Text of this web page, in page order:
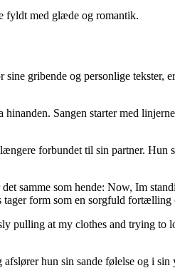
fyldt med glæde og romantik.
gribende og personlige tekster,
Sangen starter med
forbundet til sin partner. Hun
samme som hende: Now, Im
form som en sorgfuld
pulling at my clothes and trying
hun sin sande følelse og i